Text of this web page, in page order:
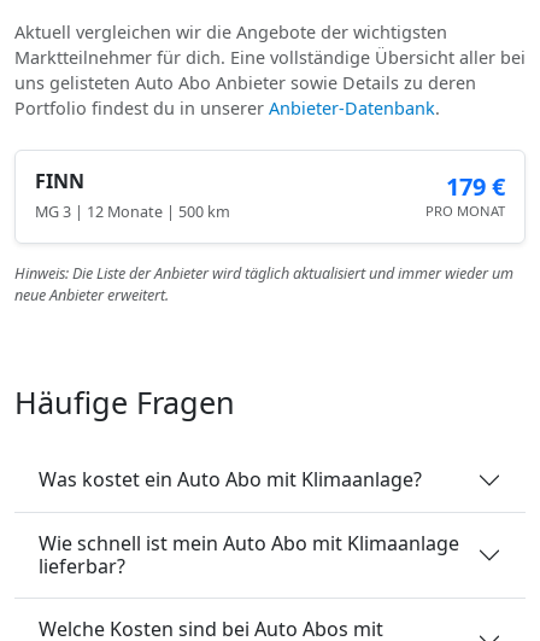
Aktuell vergleichen wir die Angebote der wichtigsten
Marktteilnehmer für dich. Eine vollständige Übersicht aller bei
uns gelisteten Auto Abo Anbieter sowie Details zu deren
Portfolio findest du in unserer Anbieter-Datenbank.
FINN
MG 3 | 12 Monate | 500 km
179 €
PRO MONAT
Hinweis: Die Liste der Anbieter wird täglich aktualisiert und immer wieder um
neue Anbieter erweitert.
Häufige Fragen
Was kostet ein Auto Abo mit Klimaanlage?
Wie schnell ist mein Auto Abo mit Klimaanlage
lieferbar?
Welche Kosten sind bei Auto Abos mit